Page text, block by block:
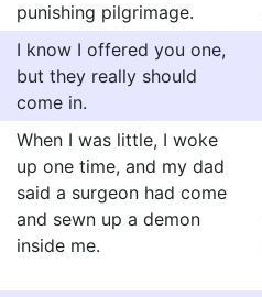
punishing pilgrimage.
I know I offered you one,
but they really should
come in.
When I was little, I woke
up one time, and my dad
said a surgeon had come
and sewn up a demon
inside me.